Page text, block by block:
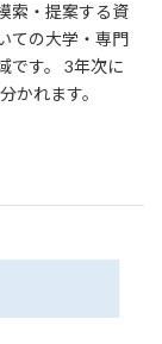
索・提案する資
ての大学・専門
です。 3年次に
かれます。